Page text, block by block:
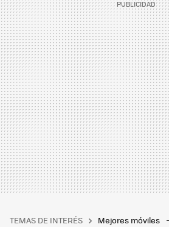
TEMAS DE INTERÉS Mejores móviles